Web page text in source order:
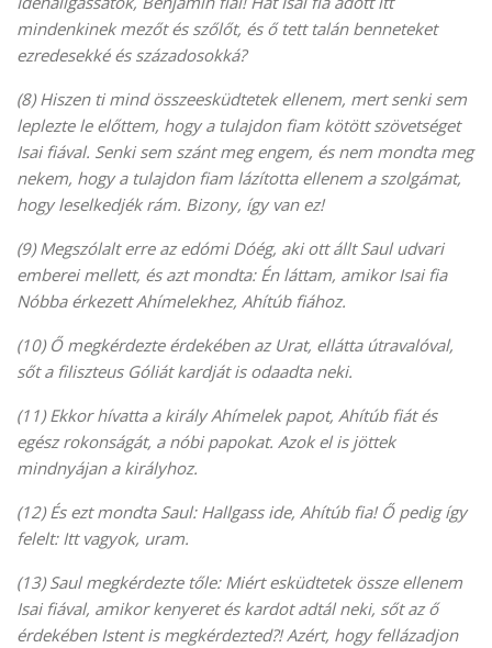
mindenkinek mezőt és szőlőt, és ő tett talán benneteket
ezredesekké és századosokká?
(8) Hiszen ti mind összeesküdtetek ellenem, mert senki sem
leplezte le előttem, hogy a tulajdon fiam kötött szövetséget
Isai fiával. Senki sem szánt meg engem, és nem mondta meg
nekem, hogy a tulajdon fiam lázította ellenem a szolgámat,
hogy leselkedjék rám. Bizony, így van ez!
(9) Megszólalt erre az edómi Dóég, aki ott állt Saul udvari
emberei mellett, és azt mondta: Én láttam, amikor Isai fia
Nóbba érkezett Ahímelekhez, Ahítúb fiához.
(10) Ő megkérdezte érdekében az Urat, ellátta útravalóval,
sőt a filiszteus Góliát kardját is odaadta neki.
(11) Ekkor hívatta a király Ahímelek papot, Ahítúb fiát és
egész rokonságát, a nóbi papokat. Azok el is jöttek
mindnyájan a királyhoz.
(12) És ezt mondta Saul: Hallgass ide, Ahítúb fia! Ő pedig így
felelt: Itt vagyok, uram.
(13) Saul megkérdezte tőle: Miért esküdtetek össze ellenem
Isai fiával, amikor kenyeret és kardot adtál neki, sőt az ő
érdekében Istent is megkérdezted?! Azért, hogy fellázadjon